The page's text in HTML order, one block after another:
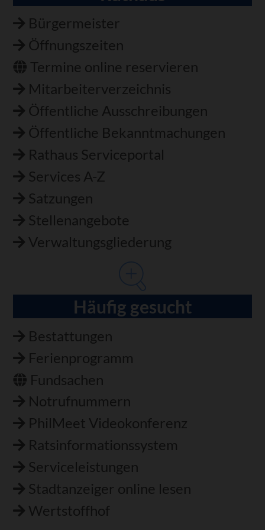
Bürgermeister
Öffnungszeiten
Termine online reservieren
Mitarbeiterverzeichnis
Öffentliche Ausschreibungen
Öffentliche Bekanntmachungen
Rathaus Serviceportal
Services A-Z
Satzungen
Stellenangebote
Verwaltungsgliederung
Häufig gesucht
Bestattungen
Ferienprogramm
Fundsachen
Notrufnummern
PhilMeet Videokonferenz
Ratsinformationssystem
Serviceleistungen
Stadtanzeiger online lesen
Wertstoffhof